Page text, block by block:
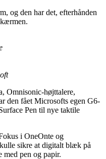
og den har det, efterhånden
Omnisonic-højttalere,
den fået Microsofts egen G6-
Pen til nye taktile
i OneOnte og
sikre at digitalt blæk på
med pen og papir.